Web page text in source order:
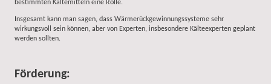
bestimmten Kältemitteln eine Rolle.
Insgesamt kann man sagen, dass Wärmerückgewinnungssysteme sehr
wirkungsvoll sein können, aber von Experten, insbesondere Kälteexperten geplant
werden sollten.
Förderung: